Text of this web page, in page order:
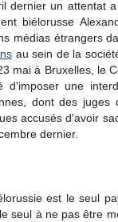
dernier un attentat
biélorusse
médias étrangers
au sein de la
mai à Bruxelles, le
d'imposer une
dont des juges
accusés d'avoir
dernier.
est le seul
seul à ne pas être